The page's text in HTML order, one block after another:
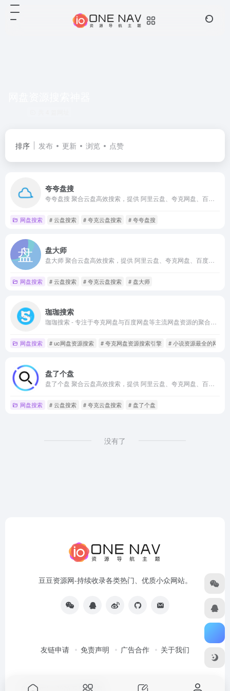
排序 发布 更新 浏览 点赞
夸夸盘搜
网盘搜索 # 云盘搜索 # 夸克云盘搜索 # 夸夸盘搜
盘大师
网盘搜索 # 云盘搜索 # 夸克云盘搜索 # 盘大师
珈珈搜索
网盘搜索 # uc网盘资源搜索 # 夸克网盘资源搜索引擎 # 小说资源最全的网盘
盘了个盘
网盘搜索 # 云盘搜索 # 夸克云盘搜索 # 盘了个盘
没有了
豆豆资源网-持续收录各类热门、优质小众网站。
友链申请 免责声明 广告合作 关于我们
Copyright © 2026 豆豆资源网